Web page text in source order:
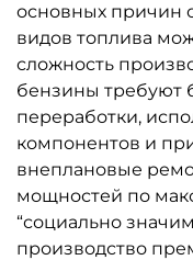
основных причин
видов топлива
сложность
бензины требуют
переработки,
компонентов и
внеплановые
мощностей по
“социально
производство